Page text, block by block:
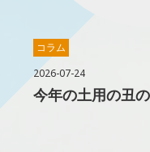
コラム
2026-07-24